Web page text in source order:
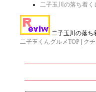
二子玉川の落ち着く
二子玉川の落
二子玉くんグルメTOP
ク